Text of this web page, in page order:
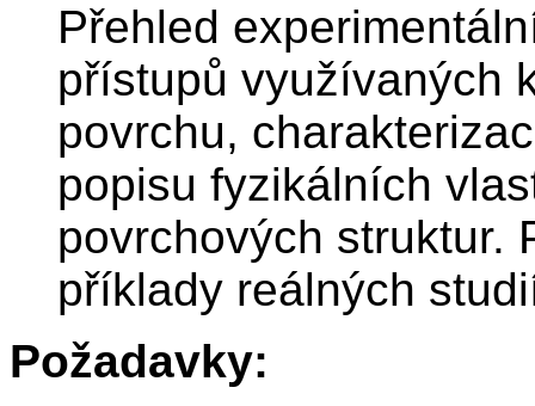
Přehled
přístupů využívaných
povrchu,
popisu fyzikálních
povrchových struktur.
příklady reálných
Požadavky: